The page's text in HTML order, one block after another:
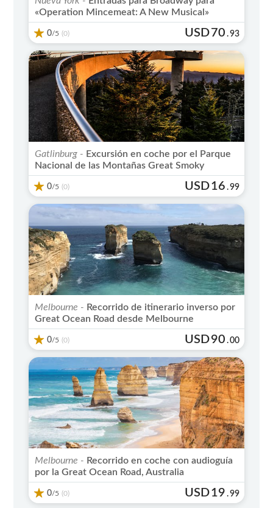
«Operation Mincemeat: A New Musical»
0/5 (0) USD70 .93
Gatlinburg - Excursión en coche por el Parque
Nacional de las Montañas Great Smoky
0/5 (0) USD16 .99
Melbourne - Recorrido de itinerario inverso por
Great Ocean Road desde Melbourne
0/5 (0) USD90 .00
Melbourne - Recorrido en coche con audioguía
por la Great Ocean Road, Australia
0/5 (0) USD19 .99